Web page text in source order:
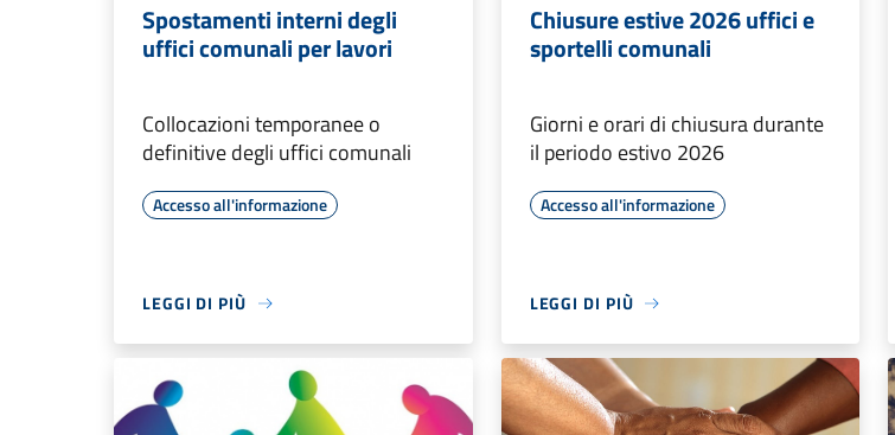
Spostamenti interni degli
uffici comunali per lavori
Collocazioni temporanee o
definitive degli uffici comunali
Accesso all'informazione
LEGGI DI PIÙ
Chiusure estive 2026 uffici e
sportelli comunali
Giorni e orari di chiusura durante
il periodo estivo 2026
Accesso all'informazione
LEGGI DI PIÙ